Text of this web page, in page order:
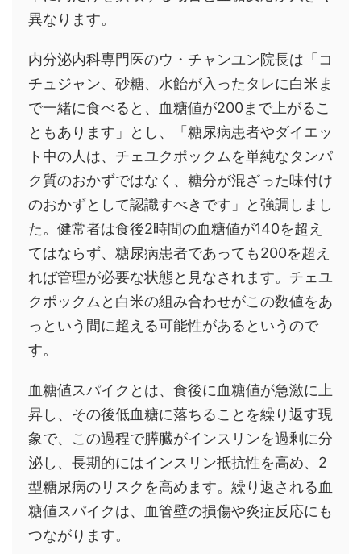
異なります。
内分泌内科専門医のウ・チャンユン院長は「コ
チュジャン、砂糖、水飴が入ったタレに白米ま
で一緒に食べると、血糖値が200まで上がるこ
ともあります」とし、「糖尿病患者やダイエッ
ト中の人は、チェユクポックムを単純なタンパ
ク質のおかずではなく、糖分が混ざった味付け
のおかずとして認識すべきです」と強調しまし
た。健常者は食後2時間の血糖値が140を超え
てはならず、糖尿病患者であっても200を超え
れば管理が必要な状態と見なされます。チェユ
クポックムと白米の組み合わせがこの数値をあ
っという間に超える可能性があるというので
す。
血糖値スパイクとは、食後に血糖値が急激に上
昇し、その後低血糖に落ちることを繰り返す現
象で、この過程で膵臓がインスリンを過剰に分
泌し、長期的にはインスリン抵抗性を高め、2
型糖尿病のリスクを高めます。繰り返される血
糖値スパイクは、血管壁の損傷や炎症反応にも
つながります。